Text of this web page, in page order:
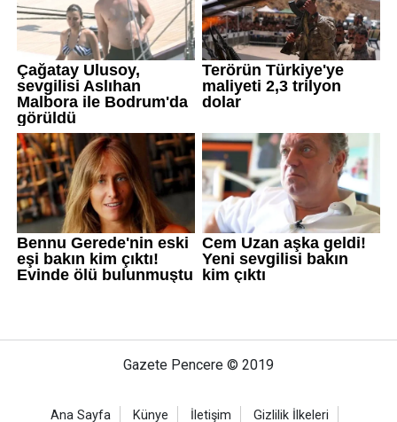
Gazete Pencere © 2019
Ana Sayfa Künye İletişim Gizlilik İlkeleri